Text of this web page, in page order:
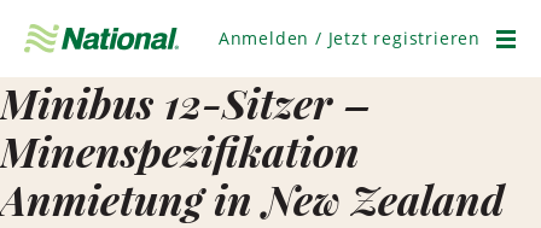
überspringen
Anmelden / Jetzt registrieren
Minibus 12-Sitzer –
Minenspezifikation
Anmietung in New Zealand